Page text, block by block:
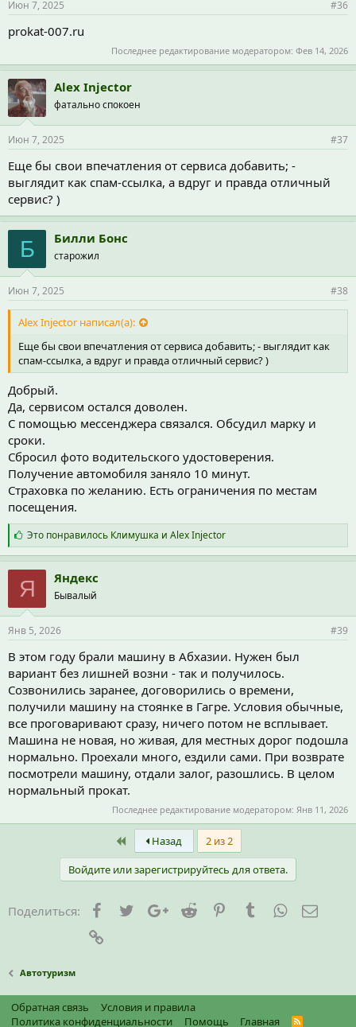
Июн 7, 2025 #36
prokat-007.ru
Последнее редактирование модератором: Фев 14, 2026
Alex Injector
фатально спокоен
Июн 7, 2025 #37
Еще бы свои впечатления от сервиса добавить; -
выглядит как спам-ссылка, а вдруг и правда отличный
сервис? )
Б Билли Бонс
старожил
Июн 7, 2025 #38
Alex Injector написал(а):
Еще бы свои впечатления от сервиса добавить; - выглядит как
спам-ссылка, а вдруг и правда отличный сервис? )
Добрый.
Да, сервисом остался доволен.
С помощью мессенджера связался. Обсудил марку и
сроки.
Сбросил фото водительского удостоверения.
Получение автомобиля заняло 10 минут.
Страховка по желанию. Есть ограничения по местам
посещения.
С
и
м
п
а
и
:
Это понравилось Климушка и Alex Injector
Я Яндекс
Бывалый
Янв 5, 2026 #39
В этом году брали машину в Абхазии. Нужен был
вариант без лишней возни - так и получилось.
Созвонились заранее, договорились о времени,
получили машину на стоянке в Гагре. Условия обычные,
все проговаривают сразу, ничего потом не всплывает.
Машина не новая, но живая, для местных дорог подошла
нормально. Проехали много, ездили сами. При возврате
посмотрели машину, отдали залог, разошлись. В целом
нормальный прокат.
Последнее редактирование модератором: Янв 11, 2026
First Назад
2 из 2
Войдите или зарегистрируйтесь для ответа.
Поделиться: FacebookTwitterGoogle+
Reddit PinterestTumblrWhatsApp
Автотуризм
Обратная связь
Условия и правила
Политика конфиденциальности
Помощь Главная
R